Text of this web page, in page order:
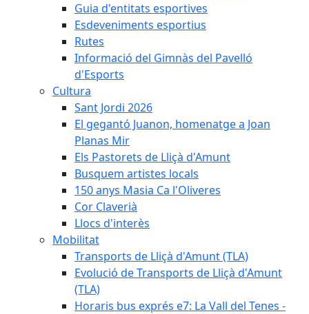
Guia d'entitats esportives
Esdeveniments esportius
Rutes
Informació del Gimnàs del Pavelló
d'Esports
Cultura
Sant Jordi 2026
El gegantó Juanon, homenatge a Joan
Planas Mir
Els Pastorets de Lliçà d'Amunt
Busquem artistes locals
150 anys Masia Ca l'Oliveres
Cor Claverià
Llocs d'interès
Mobilitat
Transports de Lliçà d'Amunt (TLA)
Evolució de Transports de Lliçà d'Amunt
(TLA)
Horaris bus exprés e7: La Vall del Tenes -